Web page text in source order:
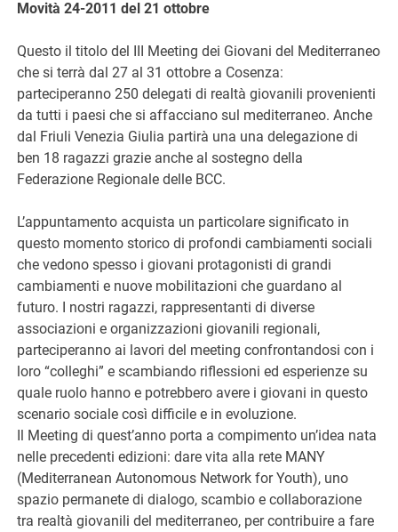
Movità 24-2011 del 21 ottobre
Questo il titolo del III Meeting dei Giovani del Mediterraneo
che si terrà dal 27 al 31 ottobre a Cosenza:
parteciperanno 250 delegati di realtà giovanili provenienti
da tutti i paesi che si affacciano sul mediterraneo. Anche
dal Friuli Venezia Giulia partirà una una delegazione di
ben 18 ragazzi grazie anche al sostegno della
Federazione Regionale delle BCC.
L’appuntamento acquista un particolare significato in
questo momento storico di profondi cambiamenti sociali
che vedono spesso i giovani protagonisti di grandi
cambiamenti e nuove mobilitazioni che guardano al
futuro. I nostri ragazzi, rappresentanti di diverse
associazioni e organizzazioni giovanili regionali,
parteciperanno ai lavori del meeting confrontandosi con i
loro “colleghi” e scambiando riflessioni ed esperienze su
quale ruolo hanno e potrebbero avere i giovani in questo
scenario sociale così difficile e in evoluzione.
Il Meeting di quest’anno porta a compimento un’idea nata
nelle precedenti edizioni: dare vita alla rete MANY
(Mediterranean Autonomous Network for Youth), uno
spazio permanete di dialogo, scambio e collaborazione
tra realtà giovanili del mediterraneo, per contribuire a fare